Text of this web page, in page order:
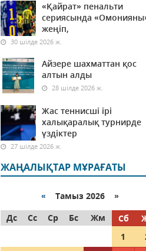
«Қайрат» пенальти
сериясында
жеңіп,
30 шілде 2026 ж.
Айзере шахматтан қос
алтын алды
28 шілде 2026 ж.
Жас теннисші ірі
халықаралық турнирде
үздіктер
27 шілде 2026 ж.
ЖАҢАЛЫҚТАР МҰРАҒАТЫ
« Тамыз 2026 »
Дс
Сс Ср Бс Жм Сб
1